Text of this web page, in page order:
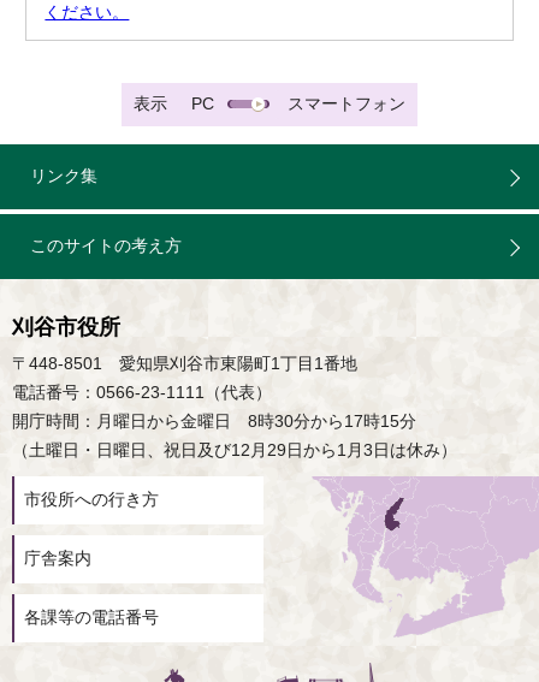
ください。
表示 PC スマートフォン
リンク集
このサイトの考え方
刈谷市役所
〒448-8501 愛知県刈谷市東陽町1丁目1番地
電話番号：0566-23-1111（代表）
開庁時間：月曜日から金曜日 8時30分から17時15分
（土曜日・日曜日、祝日及び12月29日から1月3日は休み）
市役所への行き方
庁舎案内
各課等の電話番号